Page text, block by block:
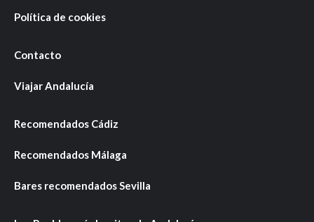
Política de cookies
Contacto
Viajar Andalucía
Recomendados Cádiz
Recomendados Málaga
Bares recomendados Sevilla